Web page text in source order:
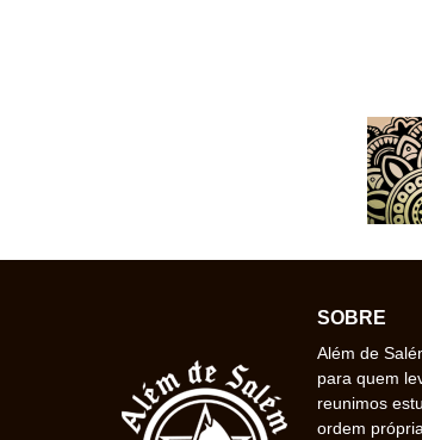
SOBRE
Além de
para quem
reunimos
ordem